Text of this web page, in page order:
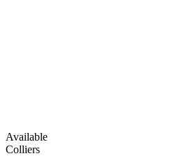
Available
Colliers